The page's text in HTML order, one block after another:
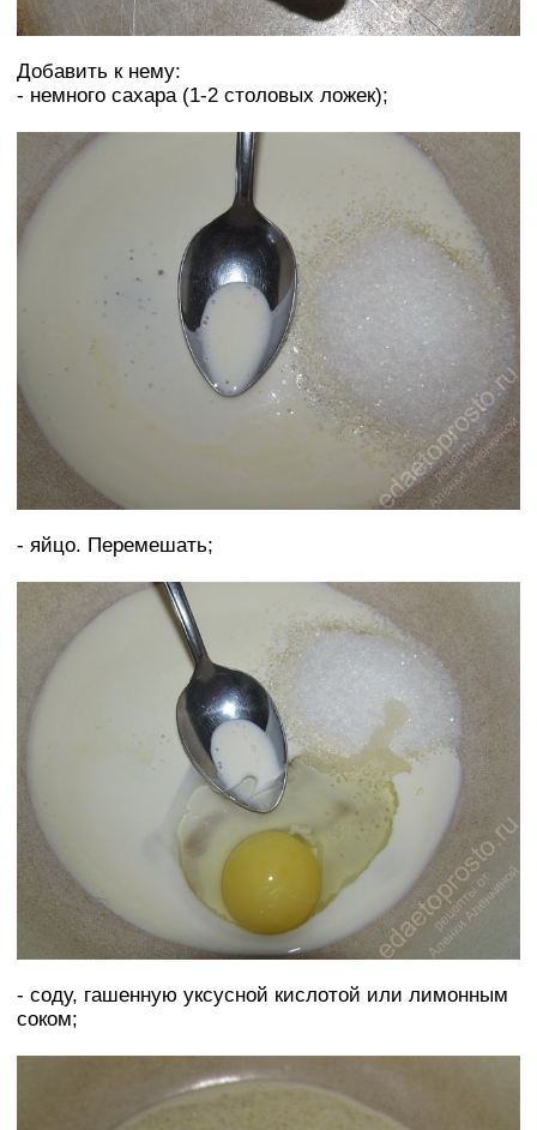
Добавить к нему:
- немного сахара (1-2 столовых ложек);
- яйцо. Перемешать;
- соду, гашенную уксусной кислотой или лимонным
соком;